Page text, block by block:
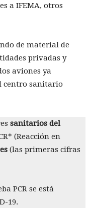
a IFEMA, otros
de material de
privadas y
aviones ya
centro sanitario
sanitarios del
(Reacción en
(las primeras cifras
PCR se está
19.